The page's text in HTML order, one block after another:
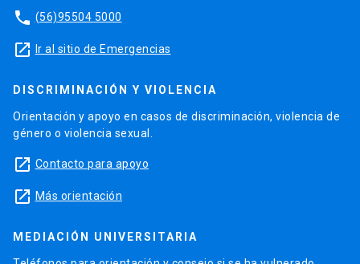
phone (56)95504 5000
launch Ir al sitio de Emergencias
DISCRIMINACIÓN Y VIOLENCIA
Orientación y apoyo en casos de discriminación, violencia de
género o violencia sexual.
launch Contacto para apoyo
launch Más orientación
MEDIACIÓN UNIVERSITARIA